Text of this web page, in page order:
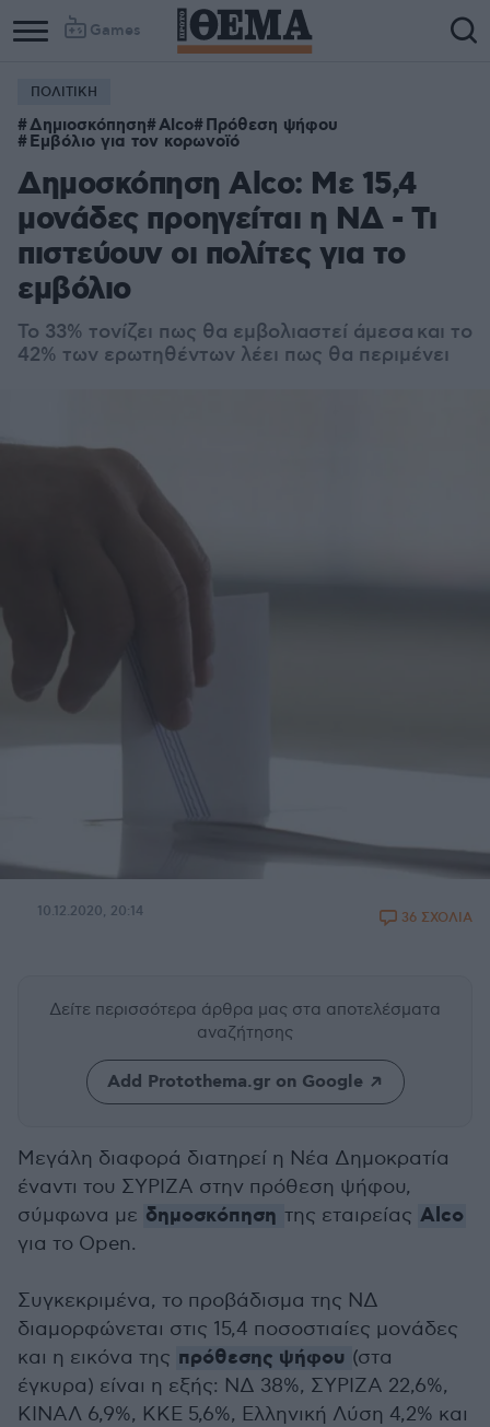
Games
ΠΟΛΙΤΙΚΗ
Δημιοσκόπηση Alco Πρόθεση ψήφου
Εμβόλιο για τον κορωνοϊό
Δημοσκόπηση Alco: Με 15,4
μονάδες προηγείται η ΝΔ - Τι
πιστεύουν οι πολίτες για το
εμβόλιο
Το 33% τονίζει πως θα εμβολιαστεί άμεσα και το
42% των ερωτηθέντων λέει πως θα περιμένει
10.12.2020, 20:14 36 ΣΧΟΛΙΑ
Δείτε περισσότερα άρθρα μας στα αποτελέσματα
αναζήτησης
Add Protothema.gr on Google
Μεγάλη διαφορά διατηρεί η Νέα Δημοκρατία
έναντι του ΣΥΡΙΖΑ στην πρόθεση ψήφου,
σύμφωνα με δημοσκόπηση της εταιρείας Alco
για το Open.
Συγκεκριμένα, το προβάδισμα της ΝΔ
διαμορφώνεται στις 15,4 ποσοστιαίες μονάδες
και η εικόνα της πρόθεσης ψήφου (στα
έγκυρα) είναι η εξής: ΝΔ 38%, ΣΥΡΙΖΑ 22,6%,
ΚΙΝΑΛ 6,9%, ΚΚΕ 5,6%, Ελληνική Λύση 4,2% και